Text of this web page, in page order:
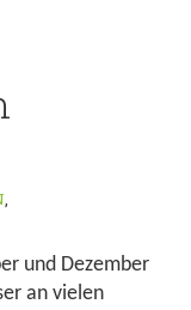
,
und Dezember
an vielen